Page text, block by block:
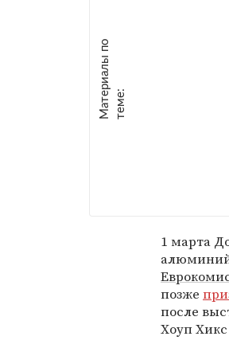
М
а
т е
р
и
а
л
ы
п
о
т
е
м
е :
1 марта
позже
после
Хоуп